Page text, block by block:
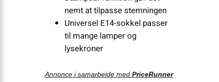
nemt at tilpasse stemningen
Universel E14-sokkel passer
til mange lamper og
lysekroner
Annonce i samarbejde med PriceRunner